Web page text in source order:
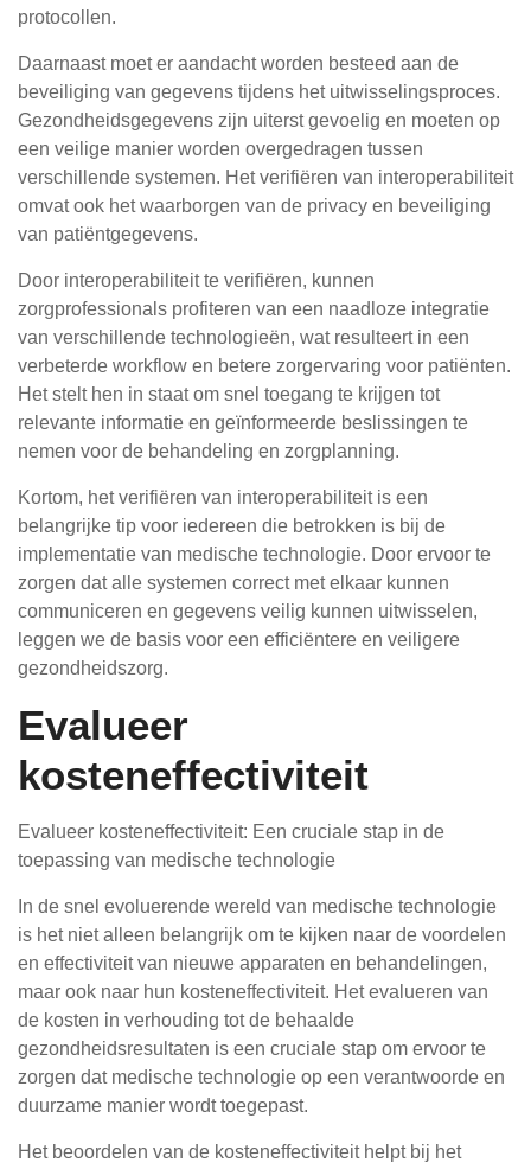
protocollen.
Daarnaast moet er aandacht worden besteed aan de
beveiliging van gegevens tijdens het uitwisselingsproces.
Gezondheidsgegevens zijn uiterst gevoelig en moeten op
een veilige manier worden overgedragen tussen
verschillende systemen. Het verifiëren van interoperabiliteit
omvat ook het waarborgen van de privacy en beveiliging
van patiëntgegevens.
Door interoperabiliteit te verifiëren, kunnen
zorgprofessionals profiteren van een naadloze integratie
van verschillende technologieën, wat resulteert in een
verbeterde workflow en betere zorgervaring voor patiënten.
Het stelt hen in staat om snel toegang te krijgen tot
relevante informatie en geïnformeerde beslissingen te
nemen voor de behandeling en zorgplanning.
Kortom, het verifiëren van interoperabiliteit is een
belangrijke tip voor iedereen die betrokken is bij de
implementatie van medische technologie. Door ervoor te
zorgen dat alle systemen correct met elkaar kunnen
communiceren en gegevens veilig kunnen uitwisselen,
leggen we de basis voor een efficiëntere en veiligere
gezondheidszorg.
Evalueer
kosteneffectiviteit
Evalueer kosteneffectiviteit: Een cruciale stap in de
toepassing van medische technologie
In de snel evoluerende wereld van medische technologie
is het niet alleen belangrijk om te kijken naar de voordelen
en effectiviteit van nieuwe apparaten en behandelingen,
maar ook naar hun kosteneffectiviteit. Het evalueren van
de kosten in verhouding tot de behaalde
gezondheidsresultaten is een cruciale stap om ervoor te
zorgen dat medische technologie op een verantwoorde en
duurzame manier wordt toegepast.
Het beoordelen van de kosteneffectiviteit helpt bij het